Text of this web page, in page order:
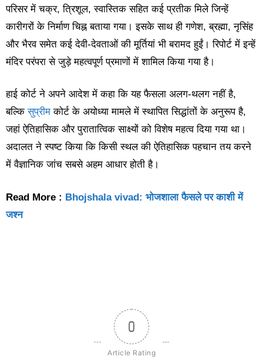
परिसर में चक्र, त्रिशूल, स्वास्तिक सहित कई प्रतीक मिले जिन्हें
कारीगरों के निर्माण चिह्न बताया गया। इसके साथ ही गणेश, ब्रह्मा, नृसिंह
और भैरव समेत कई देवी-देवताओं की मूर्तियां भी बरामद हुईं। रिपोर्ट में इन्हें
मंदिर परंपरा से जुड़े महत्वपूर्ण प्रमाणों में शामिल किया गया है।
हाई कोर्ट ने अपने आदेश में कहा कि यह फैसला अलग-थलग नहीं है,
बल्किसुप्रीम कोर्ट के अयोध्या मामले में स्थापित सिद्धांतों के अनुरूप है,
जहां ऐतिहासिक और पुरातात्विक साक्ष्यों को विशेष महत्व दिया गया था।
अदालत ने स्पष्ट किया कि किसी स्थल की ऐतिहासिक पहचान तय करने
में वैज्ञानिक जांच सबसे अहम आधार होती है।
Read More : Bhojshala vivad: भोजशाला फैसले पर काशी में
जश्न
0
Article Rating